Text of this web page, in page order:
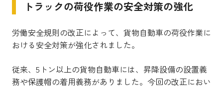
トラックの荷役作業の安全対策の強化
労働安全規則の改正によって、貨物自動車の荷役作業に
おける安全対策が強化されました。
従来、5トン以上の貨物自動車には、昇降設備の設置義
務や保護帽の着用義務がありました。今回の改正におい